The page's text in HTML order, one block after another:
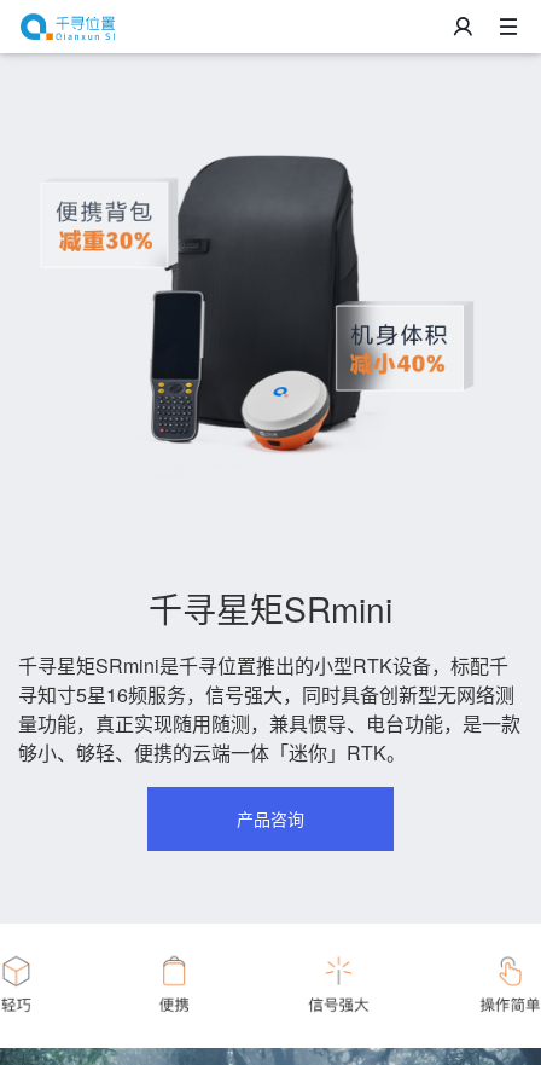
千寻星矩SRmini
千寻星矩SRmini是千寻位置推出的小型RTK设备，标配千
寻知寸5星16频服务，信号强大，同时具备创新型无网络测
量功能，真正实现随用随测，兼具惯导、电台功能，是一款
够小、够轻、便携的云端一体「迷你」RTK。
产品咨询